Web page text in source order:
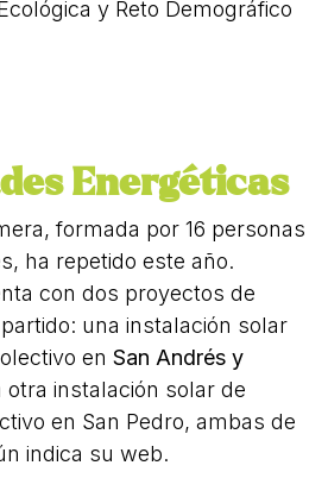
y Reto Demográfico
Energéticas
formada por 16 personas
ha repetido este año.
con dos proyectos de
una instalación solar
en San Andrés y
otra instalación solar de
en San Pedro, ambas de
indica su web.